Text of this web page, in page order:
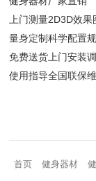
上门测量2D3D效果
量身定制科学配置
免费送货上门安装
使用指导全国联保
首页 健身器材